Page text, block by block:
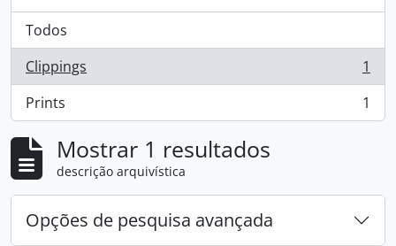
Todos
Clippings
, 1 resultados
1
Prints
, 1 resultados 1
Mostrar 1 resultados
descrição arquivística
Opções de pesquisa avançada